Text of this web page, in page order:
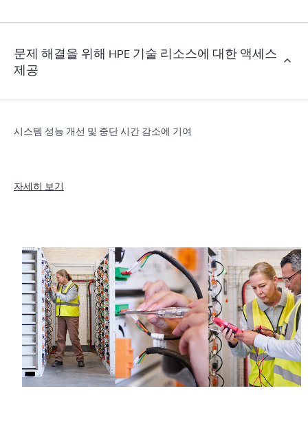
문제 해결을 위해 HPE 기술 리소스에 대한 액세스
제공
시스템 성능 개선 및 중단 시간 감소에 기여
자세히 보기